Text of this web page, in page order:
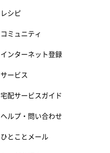
レシピ
コミュニティ
インターネット登録
サービス
宅配サービスガイド
ヘルプ・問い合わせ
ひとことメール